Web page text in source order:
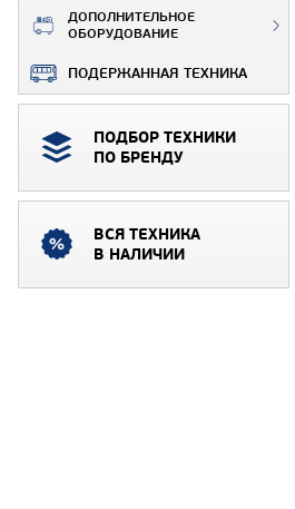
ДОПОЛНИТЕЛЬНОЕ
ОБОРУДОВАНИЕ
ПОДЕРЖАННАЯ ТЕХНИКА
ПОДБОР ТЕХНИКИ
ПО БРЕНДУ
ВСЯ ТЕХНИКА
В НАЛИЧИИ